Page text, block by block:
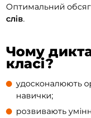
Оптимальний обсяг
слів.
Чому
класі?
удосконалюють
навички;
розвивають